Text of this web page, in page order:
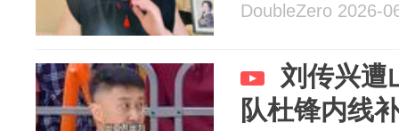
DoubleZero 2026-
刘传兴遭
队杜锋内线